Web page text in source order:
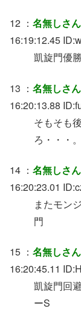
12 ： 名無しさ
16:19:12.45
凱旋門優勝
13 ： 名無しさ
16:20:13.88
そもそも
ろ・・・。
14 ： 名無しさ
16:20:23.01
またモン
門
15 ： 名無しさ
16:20:45.11
凱旋門回
ーS